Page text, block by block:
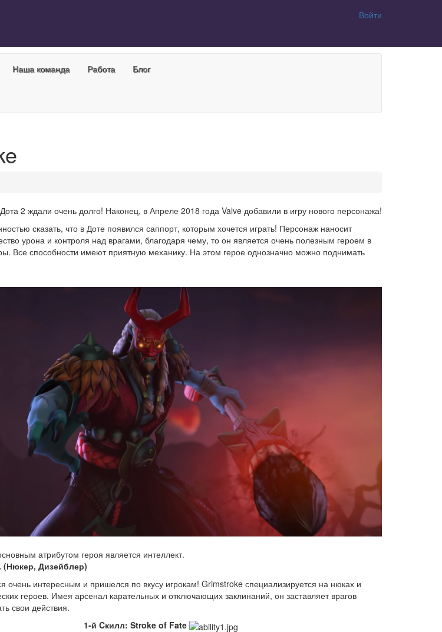
Войти
Наша команда Работа Блог
2 ждали очень долго! Наконец, в Апреле 2018 года Valve добавили в игру нового персонажа!
сказать, что в Доте появился саппорт, которым хочется играть! Персонаж наносит
урона и контроля над врагами, благодаря чему, то он является очень полезным героем в
Все способности имеют приятную механику. На этом герое однозначно можно поднимать
атрибутом героя является интеллект.
(Нюкер, Дизейблер)
очень интересным и пришелся по вкусу игрокам! Grimstroke специализируется на нюках и
героев. Имея арсенал карательных и отключающих заклинаний, он заставляет врагов
свои действия.
1-й Cкилл: Stroke of Fate